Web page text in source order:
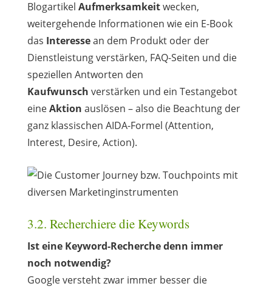
Blogartikel Aufmerksamkeitwecken,
weitergehende Informationen wie ein E-Book
das Interessean dem Produkt oder der
Dienstleistung verstärken, FAQ-Seiten und die
speziellen Antworten den
Kaufwunsch verstärken und ein Testangebot
eineAktion auslösen – also die Beachtung der
ganz klassischen AIDA-Formel (Attention,
Interest, Desire, Action).
3.2. Recherchiere die Keywords
Ist eine Keyword-Recherche denn immer
noch notwendig?
Google versteht zwar immer besser die